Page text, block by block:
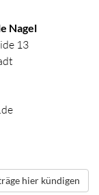
Nagel
13
hier kündigen